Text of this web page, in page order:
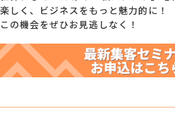
楽しく、ビジネスをもっと魅力的に！
この機会をぜひお見逃しなく！